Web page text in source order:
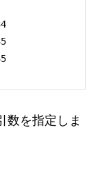
数を指定しま